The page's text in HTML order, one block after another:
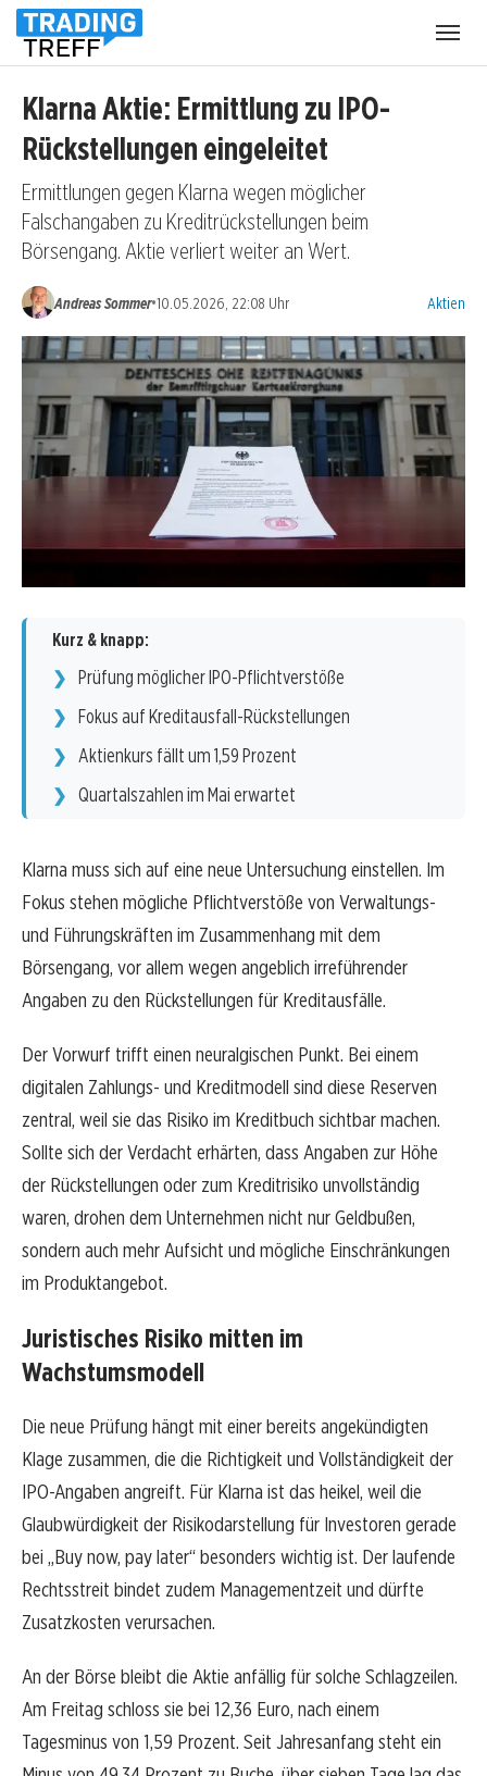
Klarna Aktie: Ermittlung zu IPO-
Rückstellungen eingeleitet
Ermittlungen gegen Klarna wegen möglicher
Falschangaben zu Kreditrückstellungen beim
Börsengang. Aktie verliert weiter an Wert.
Andreas Sommer•10.05.2026, 22:08 Uhr Aktien
Kurz & knapp:
Prüfung möglicher IPO-Pflichtverstöße
Fokus auf Kreditausfall-Rückstellungen
Aktienkurs fällt um 1,59 Prozent
Quartalszahlen im Mai erwartet
Klarna muss sich auf eine neue Untersuchung einstellen. Im
Fokus stehen mögliche Pflichtverstöße von Verwaltungs-
und Führungskräften im Zusammenhang mit dem
Börsengang, vor allem wegen angeblich irreführender
Angaben zu den Rückstellungen für Kreditausfälle.
Der Vorwurf trifft einen neuralgischen Punkt. Bei einem
digitalen Zahlungs- und Kreditmodell sind diese Reserven
zentral, weil sie das Risiko im Kreditbuch sichtbar machen.
Sollte sich der Verdacht erhärten, dass Angaben zur Höhe
der Rückstellungen oder zum Kreditrisiko unvollständig
waren, drohen dem Unternehmen nicht nur Geldbußen,
sondern auch mehr Aufsicht und mögliche Einschränkungen
im Produktangebot.
Juristisches Risiko mitten im
Wachstumsmodell
Die neue Prüfung hängt mit einer bereits angekündigten
Klage zusammen, die die Richtigkeit und Vollständigkeit der
IPO-Angaben angreift. Für Klarna ist das heikel, weil die
Glaubwürdigkeit der Risikodarstellung für Investoren gerade
bei „Buy now, pay later“ besonders wichtig ist. Der laufende
Rechtsstreit bindet zudem Managementzeit und dürfte
Zusatzkosten verursachen.
An der Börse bleibt die Aktie anfällig für solche Schlagzeilen.
Am Freitag schloss sie bei 12,36 Euro, nach einem
Tagesminus von 1,59 Prozent. Seit Jahresanfang steht ein